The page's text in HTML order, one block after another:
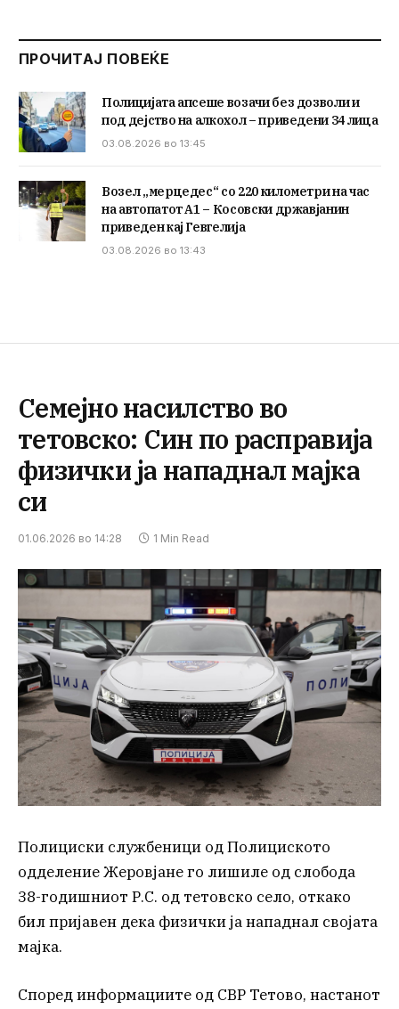
ПРОЧИТАЈ ПОВЕЌЕ
Полицијата апсеше возачи без дозволи и
под дејство на алкохол – приведени 34 лица
03.08.2026 во 13:45
Возел „мерцедес“ со 220 километри на час
на автопатот А1 – Косовски државјанин
приведен кај Гевгелија
03.08.2026 во 13:43
Семејно насилство во
тетовско: Син по расправија
физички ја нападнал мајка
си
01.06.2026 во 14:28 1 Min Read
Полициски службеници од Полициското
одделение Жеровјане го лишиле од слобода
38-годишниот Р.С. од тетовско село, откако
бил пријавен дека физички ја нападнал својата
мајка.
Според информациите од СВР Тетово, настанот